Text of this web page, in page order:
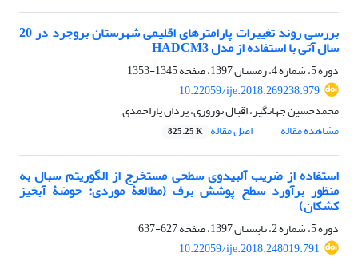
بررسی روند تغییرات پارامترهای اقلیمی شهرستان بروجرد در 20
سال آتی با استفاده از مدل HADCM3
دوره 5، شماره 4، زمستان 1397، صفحه
1345-1353
10.22059/ije.2018.269238.979
محمدحسین جهانگیر، اقبال نوروزی، یزدان یاراحمدی
مشاهده مقاله
اصل مقاله 825.25 K
استفاده از ضریب آلبیدوی سطحی مستخرج از الگوریتم سبال به
منظور برآورد سطح پوشش برف (مطالعۀ موردی: حوضۀ آبخیز
کشکان)
دوره 5، شماره 2، تابستان 1397، صفحه
627-637
10.22059/ije.2018.248019.791